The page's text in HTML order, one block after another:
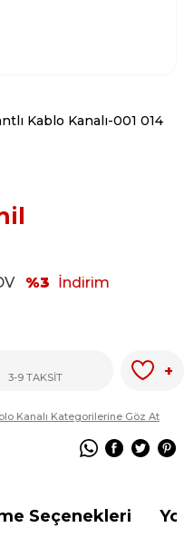
Kablo Kanalı-001 014
%3 İndirim
3-9 TAKSİT +
Kanalı Kategorilerine Göz At
Seçenekleri